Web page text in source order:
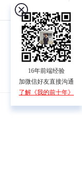
16年前端经验
加微信好友直接沟通
了解《我的前十年》